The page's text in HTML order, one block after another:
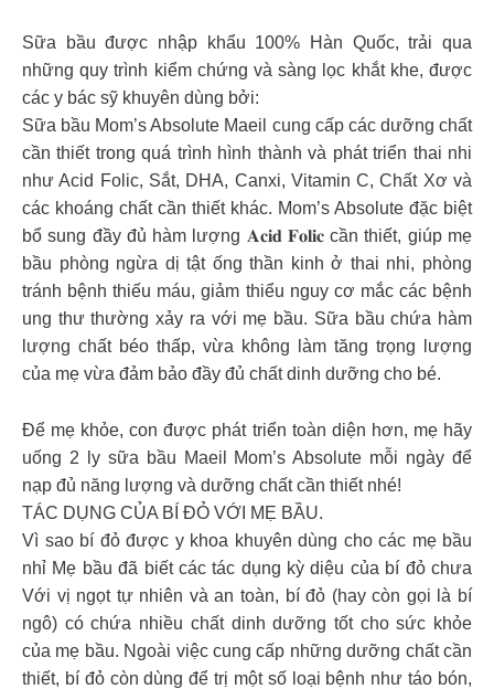
Sữa bầu được nhập khẩu 100% Hàn Quốc, trải qua
những quy trình kiểm chứng và sàng lọc khắt khe, được
các y bác sỹ khuyên dùng bởi:
Sữa bầu Mom’s Absolute Maeil cung cấp các dưỡng chất
cần thiết trong quá trình hình thành và phát triển thai nhi
như Acid Folic, Sắt, DHA, Canxi, Vitamin C, Chất Xơ và
các khoáng chất cần thiết khác. Mom’s Absolute đặc biệt
bổ sung đầy đủ hàm lượng 𝐀𝐜𝐢𝐝 𝐅𝐨𝐥𝐢𝐜 cần thiết, giúp mẹ
bầu phòng ngừa dị tật ống thần kinh ở thai nhi, phòng
tránh bệnh thiếu máu, giảm thiểu nguy cơ mắc các bệnh
ung thư thường xảy ra với mẹ bầu. Sữa bầu chứa hàm
lượng chất béo thấp, vừa không làm tăng trọng lượng
của mẹ vừa đảm bảo đầy đủ chất dinh dưỡng cho bé.
Để mẹ khỏe, con được phát triển toàn diện hơn, mẹ hãy
uống 2 ly sữa bầu Maeil Mom’s Absolute mỗi ngày để
nạp đủ năng lượng và dưỡng chất cần thiết nhé!
TÁC DỤNG CỦA BÍ ĐỎ VỚI MẸ BẦU.
Vì sao bí đỏ được y khoa khuyên dùng cho các mẹ bầu
nhỉ Mẹ bầu đã biết các tác dụng kỳ diệu của bí đỏ chưa
Với vị ngọt tự nhiên và an toàn, bí đỏ (hay còn gọi là bí
ngô) có chứa nhiều chất dinh dưỡng tốt cho sức khỏe
của mẹ bầu. Ngoài việc cung cấp những dưỡng chất cần
thiết, bí đỏ còn dùng để trị một số loại bệnh như táo bón,